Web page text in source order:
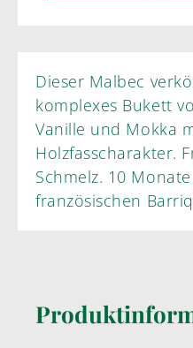
Dieser Malbec
komplexes Bukett
Vanille und Mokka
Holzfasscharakter.
Schmelz. 10
französischen